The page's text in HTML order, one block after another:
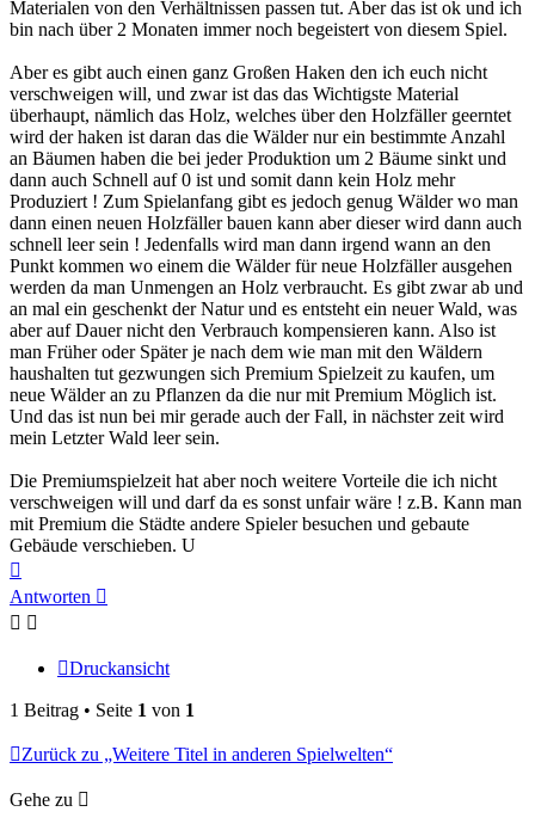
Materialen von den Verhältnissen passen tut. Aber das ist ok und ich
bin nach über 2 Monaten immer noch begeistert von diesem Spiel.
Aber es gibt auch einen ganz Großen Haken den ich euch nicht
verschweigen will, und zwar ist das das Wichtigste Material
überhaupt, nämlich das Holz, welches über den Holzfäller geerntet
wird der haken ist daran das die Wälder nur ein bestimmte Anzahl
an Bäumen haben die bei jeder Produktion um 2 Bäume sinkt und
dann auch Schnell auf 0 ist und somit dann kein Holz mehr
Produziert ! Zum Spielanfang gibt es jedoch genug Wälder wo man
dann einen neuen Holzfäller bauen kann aber dieser wird dann auch
schnell leer sein ! Jedenfalls wird man dann irgend wann an den
Punkt kommen wo einem die Wälder für neue Holzfäller ausgehen
werden da man Unmengen an Holz verbraucht. Es gibt zwar ab und
an mal ein geschenkt der Natur und es entsteht ein neuer Wald, was
aber auf Dauer nicht den Verbrauch kompensieren kann. Also ist
man Früher oder Später je nach dem wie man mit den Wäldern
haushalten tut gezwungen sich Premium Spielzeit zu kaufen, um
neue Wälder an zu Pflanzen da die nur mit Premium Möglich ist.
Und das ist nun bei mir gerade auch der Fall, in nächster zeit wird
mein Letzter Wald leer sein.
Die Premiumspielzeit hat aber noch weitere Vorteile die ich nicht
verschweigen will und darf da es sonst unfair wäre ! z.B. Kann man
mit Premium die Städte andere Spieler besuchen und gebaute
Gebäude verschieben. U
oben
Antworten
Druckansicht
1 Beitrag • Seite 1 von 1
Zurück zu „Weitere Titel in anderen Spielwelten“
Gehe zu